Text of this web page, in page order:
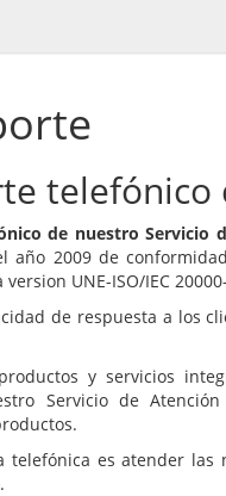
de nuestro Servicio
2009 de
UNE-ISO/IEC
de respuesta a los
y servicios
Servicio de
telefónica es atender